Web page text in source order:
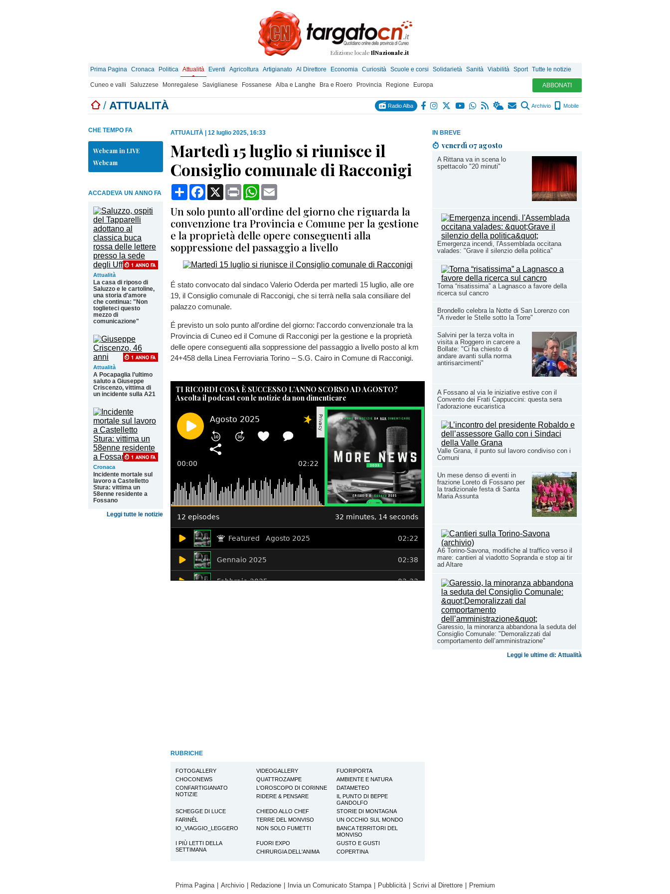
Edizione locale IlNazionale.it
Prima Pagina Cronaca Politica Attualità Eventi Agricoltura Artigianato Al Direttore Economia Curiosità Scuole e corsi Solidarietà Sanità Viabilità Sport Tutte le notizie
Cuneo e valli Saluzzese Monregalese Saviglianese Fossanese Alba e Langhe Bra e Roero Provincia Regione Europa ABBONATI
/ ATTUALITÀ Radio Alba Archivio Mobile
IN BREVE
venerdì 07 agosto
A Rittana va in scena lo
spettacolo "20 minuti"
Emergenza incendi, l'Assemblada occitana
valades: "Grave il silenzio della politica"
Torna “risatissima” a Lagnasco a favore della
ricerca sul cancro
Brondello celebra la Notte di San Lorenzo con
"A riveder le Stelle sotto la Torre"
Salvini per la terza volta in
visita a Roggero in carcere a
Bollate: "Ci ha chiesto di
andare avanti sulla norma
antirisarcimenti"
A Fossano al via le iniziative estive con il
Convento dei Frati Cappuccini: questa sera
l’adorazione eucaristica
Valle Grana, il punto sul lavoro condiviso con i
Comuni
Un mese denso di eventi in
frazione Loreto di Fossano per
la tradizionale festa di Santa
Maria Assunta
A6 Torino-Savona, modifiche al traffico verso il
mare: cantieri al viadotto Sopranda e stop ai tir
ad Altare
Garessio, la minoranza abbandona la seduta del
Consiglio Comunale: "Demoralizzati dal
comportamento dell’amministrazione"
Leggi le ultime di: Attualità
CHE TEMPO FA
Webcam in LIVE
Webcam
ACCADEVA UN ANNO FA
Attualità
La casa di riposo di
Saluzzo e le cartoline,
una storia d'amore
che continua: "Non
toglieteci questo
mezzo di
comunicazione"
Attualità
A Pocapaglia l’ultimo
saluto a Giuseppe
Criscenzo, vittima di
un incidente sulla A21
Cronaca
Incidente mortale sul
lavoro a Castelletto
Stura: vittima un
58enne residente a
Fossano
Leggi tutte le notizie
ATTUALITÀ 12 luglio 2025, 16:33
Martedì 15 luglio si riunisce il
Consiglio comunale di Racconigi
CondividiFacebook
X Print WhatsApp
Un solo punto all’ordine del giorno che riguarda la
convenzione tra Provincia e Comune per la gestione
e la proprietà delle opere conseguenti alla
soppressione del passaggio a livello
É stato convocato dal sindaco Valerio Oderda per martedì 15 luglio, alle ore
19, il Consiglio comunale di Racconigi, che si terrà nella sala consiliare del
palazzo comunale.
É previsto un solo punto all’ordine del giorno: l’accordo convenzionale tra la
Provincia di Cuneo ed il Comune di Racconigi per la gestione e la proprietà
delle opere conseguenti alla soppressione del passaggio a livello posto al km
24+458 della Linea Ferroviaria Torino – S.G. Cairo in Comune di Racconigi.
TI RICORDI COSA È SUCCESSO L’ANNO SCORSO AD AGOSTO?
Ascolta il podcast con le notizie da non dimenticare
RUBRICHE
FOTOGALLERY VIDEOGALLERY
FUORIPORTA
CHOCONEWS
QUATTROZAMPE
AMBIENTE E NATURA
CONFARTIGIANATO
NOTIZIE
L'OROSCOPO DI CORINNE
DATAMETEO
RIDERE & PENSARE
IL PUNTO DI BEPPE
GANDOLFO
SCHEGGE DI LUCE
CHIEDO ALLO CHEF
STORIE DI MONTAGNA
FARINÉL
TERRE DEL MONVISO
UN OCCHIO SUL MONDO
IO_VIAGGIO_LEGGERO
NON SOLO FUMETTI
BANCA TERRITORI DEL
MONVISO
I PIÙ LETTI DELLA
SETTIMANA
FUORI EXPO
GUSTO E GUSTI
CHIRURGIA DELL'ANIMA
COPERTINA
Prima Pagina Archivio Redazione Invia un Comunicato Stampa Pubblicità Scrivi al Direttore Premium